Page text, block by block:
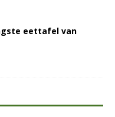
eettafel van